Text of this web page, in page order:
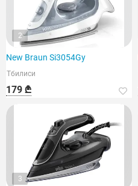
2
New Braun Si3054Gy
Тбилиси
179 ₾
3